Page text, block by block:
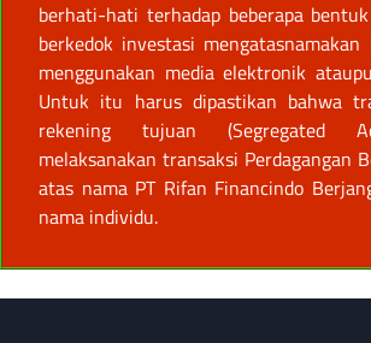
berhati-hati terhadap beberapa
berkedok investasi mengatasnamakan
menggunakan media elektronik
Untuk itu harus dipastikan bahwa
rekening tujuan (Segregated
melaksanakan transaksi Perdagangan
atas nama PT Rifan Financindo
nama individu.